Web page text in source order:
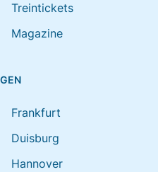
Treintickets
Magazine
Frankfurt
Duisburg
Hannover